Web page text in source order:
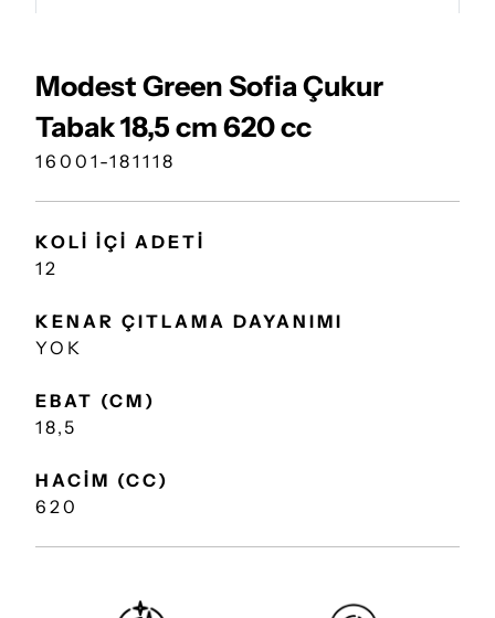
Modest Green Sofia Çukur
Tabak 18,5 cm 620 cc
16001-181118
KOLİ İÇİ ADETİ
12
KENAR ÇITLAMA DAYANIMI
YOK
EBAT (CM)
18,5
HACİM (CC)
620